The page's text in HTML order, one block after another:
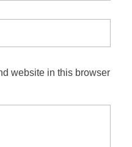
website in this browser